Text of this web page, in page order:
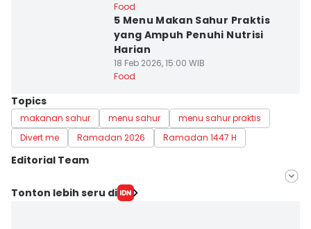
Food
5 Menu Makan Sahur Praktis
yang Ampuh Penuhi Nutrisi
Harian
18 Feb 2026, 15:00 WIB
Food
Topics
makanan sahur menu sahur
menu sahur praktis
Divert me
Ramadan 2026 Ramadan 1447 H
Editorial Team
Editor
Tonton lebih seru di